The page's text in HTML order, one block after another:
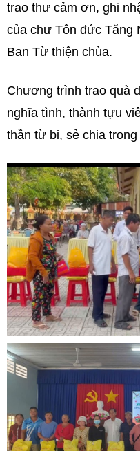
trao thư cảm ơn, ghi
của chư Tôn đức Tăng
Ban Từ thiện chùa.
Chương trình trao quà
nghĩa tình, thành tựu
thần từ bi, sẻ chia